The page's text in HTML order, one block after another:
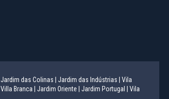
Jardim das Colinas | Jardim das Indústrias |
Vila
Villa Branca | Jardim Oriente | Jardim Portugal |
Vila